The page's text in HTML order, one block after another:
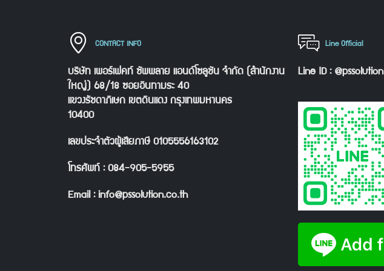
CONTACT INFO
บริษัท เพอร์เฟคท์ ซัพพลาย แอนด์โซลูชัน จำกัด (สำนักงาน
ใหญ่) 68/18 ซอยอินทามระ 40
แขวงรัชดาภิเษก เขตดินแดง กรุงเทพมหานคร
10400
เลขประจำตัวผู้เสียภาษี 0105556163102
โทรศัพท์ : 084-905-5955
Email : info@pssolution.co.th
Line Official
Line ID : @pssolution